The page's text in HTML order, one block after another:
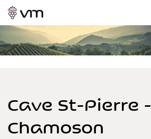
Cave St-Pierre -
Chamoson